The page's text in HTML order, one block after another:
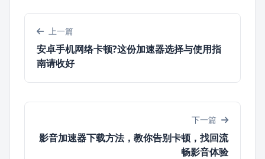
上一篇
安卓手机网络卡顿?这份加速器选择与使用指
南请收好
下一篇
影音加速器下载方法，教你告别卡顿，找回流
畅影音体验